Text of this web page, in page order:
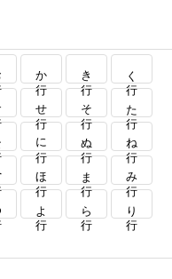
か行 き行 く行
せ行 そ行 た行
に行 ぬ行 ね行
ほ行 ま行 み行
よ行 ら行 り行